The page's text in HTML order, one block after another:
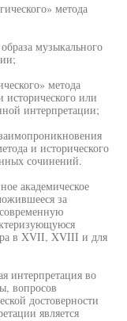
метода
музыкального
метода
или
интерпретации;
и исторического
сочинений.
академическое
за
в XVII, XVIII и для
интерпретация во
вопросов
достоверности
является